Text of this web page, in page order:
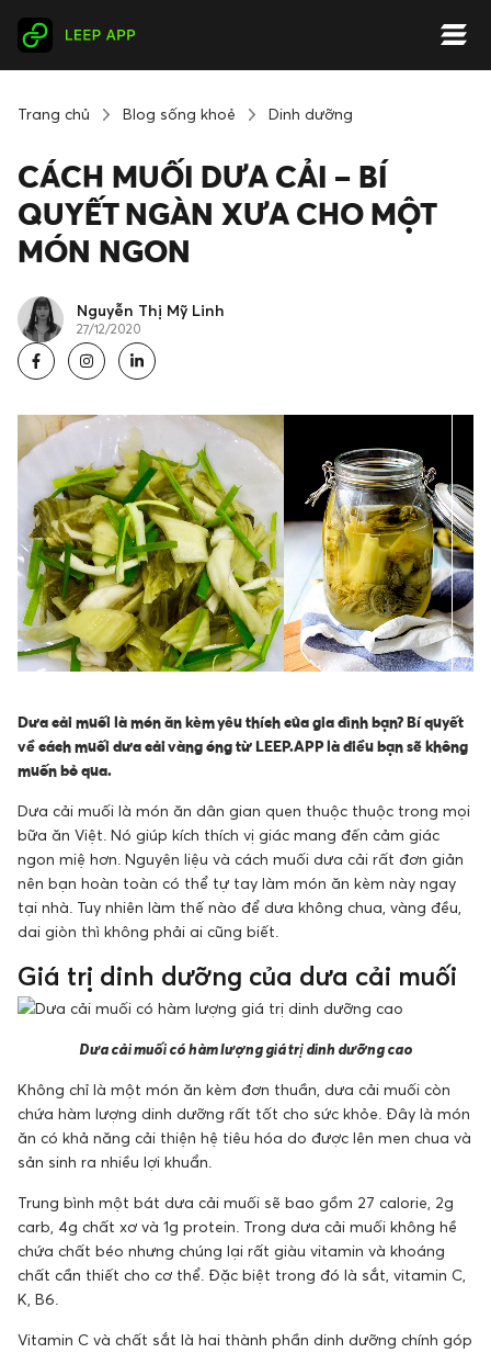
Trang chủ Blog sống khoẻ Dinh dưỡng
CÁCH MUỐI DƯA CẢI – BÍ
QUYẾT NGÀN XƯA CHO MỘT
MÓN NGON
Nguyễn Thị Mỹ Linh
27/12/2020
Dưa cải muối là món ăn kèm yêu thích của gia đình bạn? Bí quyết
về cách muối dưa cải vàng óng từ LEEP.APP là điều bạn sẽ không
muốn bỏ qua.
Dưa cải muối là món ăn dân gian quen thuộc thuộc trong mọi
bữa ăn Việt. Nó giúp kích thích vị giác mang đến cảm giác
ngon miệ hơn. Nguyên liệu và cách muối dưa cải rất đơn giản
nên bạn hoàn toàn có thể tự tay làm món ăn kèm này ngay
tại nhà. Tuy nhiên làm thế nào để dưa không chua, vàng đều,
dai giòn thì không phải ai cũng biết.
Giá trị dinh dưỡng của dưa cải muối
Dưa cải muối có hàm lượng giá trị dinh dưỡng cao
Không chỉ là một món ăn kèm đơn thuần, dưa cải muối còn
chứa hàm lượng dinh dưỡng rất tốt cho sức khỏe. Đây là món
ăn có khả năng cải thiện hệ tiêu hóa do được lên men chua và
sản sinh ra nhiều lợi khuẩn.
Trung bình một bát dưa cải muối sẽ bao gồm 27 calorie, 2g
carb, 4g chất xơ và 1g protein. Trong dưa cải muối không hề
chứa chất béo nhưng chúng lại rất giàu vitamin và khoáng
chất cần thiết cho cơ thể. Đặc biệt trong đó là sắt, vitamin C,
K, B6.
Vitamin C và chất sắt là hai thành phần dinh dưỡng chính góp